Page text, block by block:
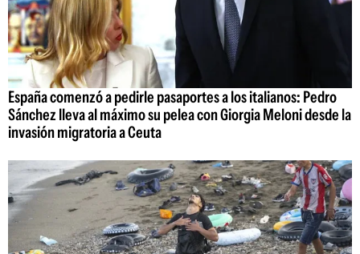
España comenzó a pedirle pasaportes a los italianos: Pedro
Sánchez lleva al máximo su pelea con Giorgia Meloni desde la
invasión migratoria a Ceuta